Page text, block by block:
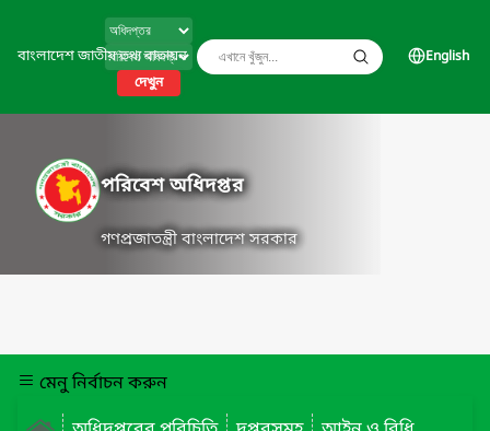
বাংলাদেশ জাতীয় তথ্য বাতায়ন
দেখুন
English
পরিবেশ অধিদপ্তর
গণপ্রজাতন্ত্রী বাংলাদেশ সরকার
মেনু নির্বাচন করুন